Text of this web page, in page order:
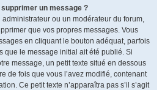
un message ?
ou un modérateur du forum,
que vos propres messages. Vous
en cliquant le bouton adéquat, parfois
que le message initial ait été publié. Si
message, un petit texte situé en dessous
de fois que vous l’avez modifié, contenant
Ce petit texte n’apparaîtra pas s’il s’agit